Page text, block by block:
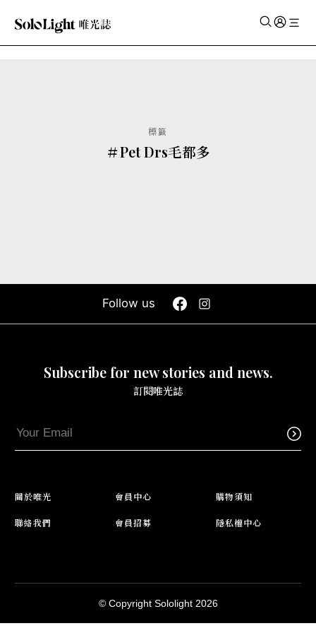
標籤
＃Pet Drs毛都多
Follow us
Subscribe for new stories and news.
訂閱唯光誌
關於唯光 會員中心 購物須知
聯絡我們 會員招募 隱私權中心
© Copyright Sololight 2026